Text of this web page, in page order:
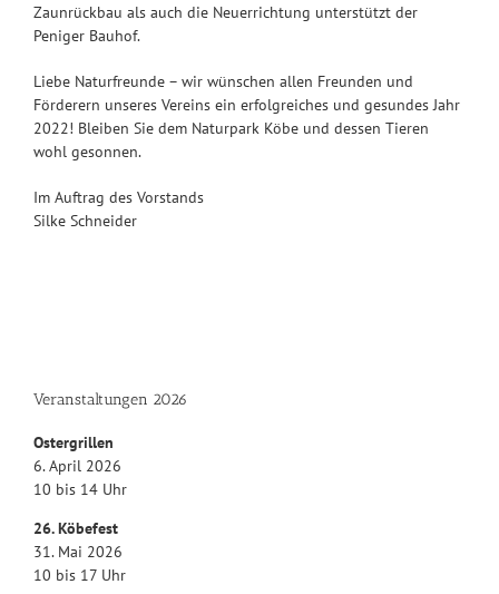
Zaunrückbau als auch die Neuerrichtung unterstützt der
Peniger Bauhof.
Liebe Naturfreunde – wir wünschen allen Freunden und
Förderern unseres Vereins ein erfolgreiches und gesundes Jahr
2022! Bleiben Sie dem Naturpark Köbe und dessen Tieren
wohl gesonnen.
Im Auftrag des Vorstands
Silke Schneider
Veranstaltungen 2026
Ostergrillen
6. April 2026
10 bis 14 Uhr
26. Köbefest
31. Mai 2026
10 bis 17 Uhr